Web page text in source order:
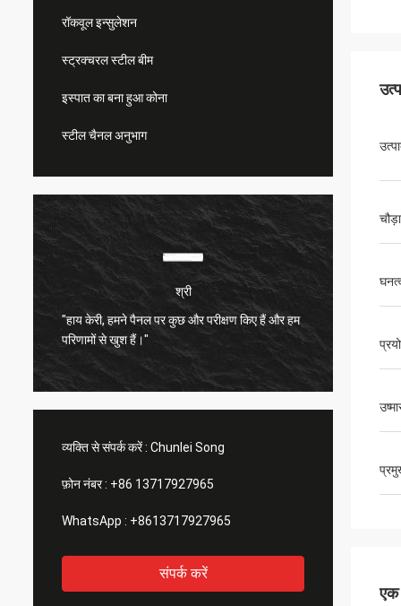
रॉकवूल इन्सुलेशन
स्ट्रक्चरल स्टील बीम
इस्पात का बना हुआ कोना
स्टील चैनल अनुभाग
श्री
"हाय केरी, हमने पैनल पर कुछ और परीक्षण किए हैं और हम
परिणामों से खुश हैं।"
बहुत
व्यक्ति से संपर्क करें : Chunlei Song
फ़ोन नंबर : +86 13717927965
WhatsApp : +8613717927965
संपर्क करें
एक